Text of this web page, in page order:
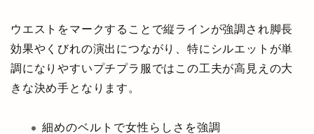
ウエストをマークすることで縦ラインが強調され脚長
効果やくびれの演出につながり、特にシルエットが単
調になりやすいプチプラ服ではこの工夫が高見えの大
きな決め手となります。
細めのベルトで女性らしさを強調